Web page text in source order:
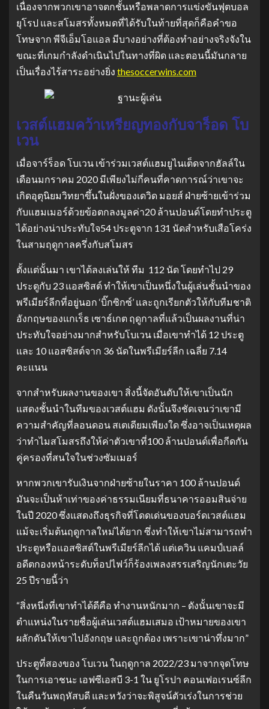
เนื่องจากพวกเขาอาจตกชั้นหรือพลาดการแข่งขันฟุตบอล
ยุโรป และสโมสรทั้งหมดที่ได้รับในท้ายที่สุดก็คือคำขอ
โทษจาก พีจีเอ็มโอแอล มีบางอย่างที่ต้องทำอย่างจริงจังใน
ขณะที่เกมกำลังดำเนินไปในทางที่ผิด และตอนนี้มันกลาย
เป็นเรื่องไร้สาระอย่างยิ่ง thesoccerwins.com
เวสต์แฮมคว้าเหรียญทองกับจาร็อด โบ
เวน
เมื่อจาร์ร็อด โบเวน เข้าร่วมเวสต์แฮมยูไนเต็ดจากฮัลล์ใน
เดือนมกราคม 2020 มีเพียงไม่กี่คนที่คาดการณ์ว่าเขาจะ
เกิดอุตุนิยมวิทยาขึ้นในฝั่งของเดวิด มอยส์ ฝ่ายซ้ายเข้าร่วม
กับแฮมเมอร์ด้วยข้อตกลงมูลค่า20 ล้านปอนด์โดยทำประตู
ได้อย่างน่าประทับใจ54 ประตูจาก 131 นัดสำหรับเสือโคร่ง
ในสามฤดูกาลครึ่งกับสโมสร
ตั้งแต่นั้นมา เขาได้ลงเล่นให้ ทีม 112 นัด โดยทำไป 29
ประตูกับ 23 แอสซิสต์ ทำให้เขาเป็นหนึ่งในผู้เล่นชั้นนำของ
พรีเมียร์ลีกที่อยู่นอก ‘บิ๊กซิกซ์’ และถูกเรียกตัวให้กับทีมชาติ
อังกฤษของแกเร็ธ เซาธ์เกต ฤดูกาลที่แล้วเป็นผลงานที่น่า
ประทับใจอย่างมากสำหรับโบเวน เมื่อเขาทำได้ 12 ประตู
และ 10 แอสซิสต์จาก 36 นัดในพรีเมียร์ลีก เฉลี่ย 7.14
คะแนน
จากสำหรับผลงานของเขา สิ่งนี้จัดอันดับให้เขาเป็นนัก
แสดงชั้นนำในทีมของเวสต์แฮม ดังนั้นจึงชัดเจนว่าเขามี
ความสำคัญที่ลอนดอน สเตเดียมเพียงใด ซึ่งอาจเป็นเหตุผล
ว่าทำไมสโมสรถึงให้ค่าตัวเขาที่100 ล้านปอนด์เพื่อกีดกัน
คู่ครองที่สนใจในช่วงซัมเมอร์
หากพวกเขารับเงินจากฝ่ายซ้ายในราคา 100 ล้านปอนด์
มันจะเป็นห้าเท่าของค่าธรรมเนียมที่ธนาคารออมสินจ่าย
ในปี 2020 ซึ่งแสดงถึงธุรกิจที่โดดเด่นของบอร์ดเวสต์แฮม
แม้จะเริ่มต้นฤดูกาลใหม่ได้ยาก ซึ่งทำให้เขาไม่สามารถทำ
ประตูหรือแอสซิสต์ในพรีเมียร์ลีกได้ แต่เควิน แคมป์เบลล์
อดีตกองหน้าระดับท็อปไฟว์ก็ร้องเพลงสรรเสริญนักเตะวัย
25 ปีรายนี้ว่า
“สิ่งหนึ่งที่เขาทำได้ดีคือ ทำงานหนักมาก – ดังนั้นเขาจะมี
ตำแหน่งในรายชื่อผู้เล่นเวสต์แฮมเสมอ เป้าหมายของเขา
ผลักดันให้เขาไปอังกฤษ และถูกต้อง เพราะเขาน่าทึ่งมาก”
ประตูที่สองของ โบเวน ในฤดูกาล 2022/23 มาจากจุดโทษ
ในการเอาชนะ เอฟซีเอสบี 3-1 ใน ยูโรปา คอนเฟอเรนซ์ลีก
ในคืนวันพฤหัสบดี และหวังว่าจะพิสูจน์ตัวเร่งในการช่วย